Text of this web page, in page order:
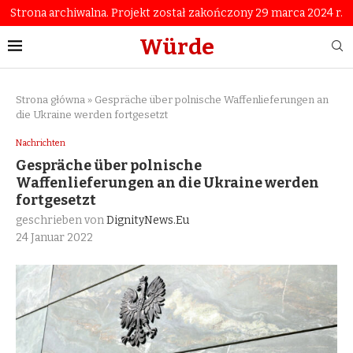
Strona archiwalna. Projekt został zakończony 29 marca 2024 r.
Würde
Strona główna » Gespräche über polnische Waffenlieferungen an
die Ukraine werden fortgesetzt
Nachrichten
Gespräche über polnische
Waffenlieferungen an die Ukraine werden
fortgesetzt
geschrieben vonDignityNews.eu
24 Januar 2022